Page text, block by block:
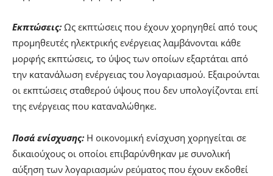
Εκπτώσεις: Ως εκπτώσεις που έχουν χορηγηθεί από τους
προμηθευτές ηλεκτρικής ενέργειας λαμβάνονται κάθε
μορφής εκπτώσεις, το ύψος των οποίων εξαρτάται από
την κατανάλωση ενέργειας του λογαριασμού. Εξαιρούνται
οι εκπτώσεις σταθερού ύψους που δεν υπολογίζονται επί
της ενέργειας που καταναλώθηκε.
Ποσά ενίσχυσης: Η οικονομική ενίσχυση χορηγείται σε
δικαιούχους οι οποίοι επιβαρύνθηκαν με συνολική
αύξηση των λογαριασμών ρεύματος που έχουν εκδοθεί